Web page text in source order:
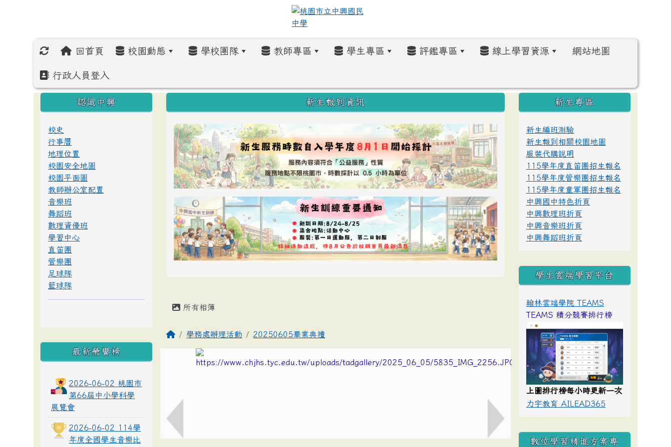
回首頁 校園動態 學校團隊 教師專區 學生專區 評鑑專區 線上學習資源 網站地圖
行政人員登入
:::
新生報到資訊
所有相簿
學務處辦理活動 20250605畢業典禮
:::
認識中興
校史
行事曆
地理位置
校園安全地圖
校園平面圖
教師辦公室配置
音樂班
舞蹈班
數理資優班
學習中心
直笛團
管樂團
足球隊
籃球隊
最新榮譽榜
2026-06-02 桃園市
第66屆中小學科學
展覽會
2026-06-02 114學
年度全國學生音樂比
:::
新生專區
新生編班測驗
新生報到相關校園地圖
服裝代購說明
115學年度直笛團招生報名
115學年度管樂團招生報名
115學年度童軍團招生報名
中興國中特色折頁
中興數理班折頁
中興音樂班折頁
中興舞蹈班折頁
學生雲端學習平台
翰林雲端學院 TEAMS
TEAMS 積分競賽排行榜
上圖排行榜每小時更新一次
力宇教育 AILEAD365
數位學習精進方案專